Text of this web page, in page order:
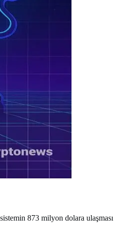
873 milyon dolara ulaşması